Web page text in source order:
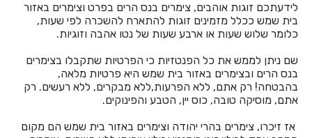
חדרים לפי שעה באלישמע
חדרים לפי שעה באלקוש
חדרים לפי שעה באמירים
חדרים לפי שעה באניעם
לידעתכם זוגות אוהבים, צימרים בנס הרים בפרט וצימרים באזור
בית שמש ככלל מזמינים זוגות להתארח להשכרה לפי שעות,
כלומר שלוש שעות או ארבע שעות של נטו אהבה וזוגיות.
שם ניתן לממש את כל הפנטזיות כי הפרטיות שתקבלו בצימרים
בנס הרים ובצימרים באזור בית שמש היא פרטיות מלאה,
בהבטחה! רק אתם, ללא הפרעות,ללא מבקרים, ללא רעשים. רק
אתם, מוסיקה טובה, כוס יין, הטבע והפינוקים.
אז זיכרו, צימרים בהרי יהודה וצימרים באזור בית שמש הם מקום